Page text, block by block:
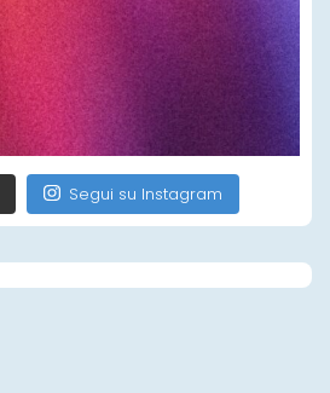
Segui su Instagram